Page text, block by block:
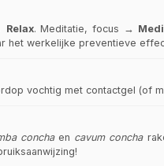
Relax. Meditatie, focus →
het werkelijke preventieve
vochtig met contactgel (of
conchaen cavum concha